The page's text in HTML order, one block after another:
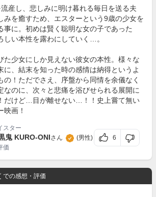
産し、悲しみに明け暮れる毎日を送る夫
みを癒すため、エスターという9歳の少女を
事に。初めは賢く聡明な女の子であった
しい本性を露わにしていく…。
た少女にしか見えない彼女の本性。様々な
に、結末を知った時の感情は納得というよ
の！ただでさえ、序盤から同情を余儀なく
なのに、次々と悲痛を浴びせられる展開に
だけど…目が離せない…！！史上嘗て無い
映画！
スター
鬼 KURO-ONIさん
(男性)
価
6
での感想・評価